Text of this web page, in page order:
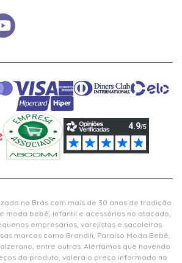
no Brás com mais de 30 anos de tradição
moda bebê, infantil e acessórios no atacado,
empresários, varejistas e sacoleiras.
marcas como Brandili, Paraíso Moda Bebê,
entre outras. Alertamos que havendo
do produto, valerá o preço informado no